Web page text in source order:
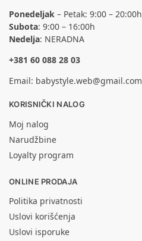
Ponedeljak – Petak: 9:00 – 20:00h
Subota: 9:00 – 16:00h
Nedelja: NERADNA
+381 60 088 28 03
Email: babystyle.web@gmail.com
KORISNIČKI NALOG
Moj nalog
Narudžbine
Loyalty program
ONLINE PRODAJA
Politika privatnosti
Uslovi korišćenja
Uslovi isporuke